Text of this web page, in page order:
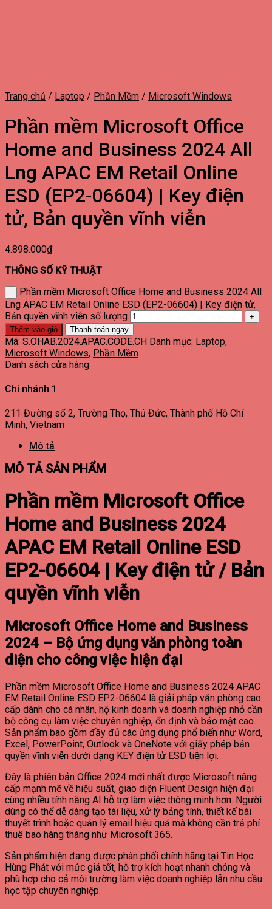
Trang chủ / Laptop / Phần Mềm / Microsoft Windows
Phần mềm Microsoft Office
Home and Business 2024 All
Lng APAC EM Retail Online
ESD (EP2-06604) | Key điện
tử, Bản quyền vĩnh viễn
4.898.000₫
THÔNG SỐ KỸ THUẬT
Phần mềm Microsoft Office Home and Business 2024 All
Lng APAC EM Retail Online ESD (EP2-06604) | Key điện tử,
Bản quyền vĩnh viễn số lượng
Thêm vào giỏ Thanh toán ngay
Mã: S.OHAB.2024.APAC.CODE.CH Danh mục: Laptop,
Microsoft Windows, Phần Mềm
Danh sách cửa hàng
Chi nhánh 1
211 Đường số 2, Trường Thọ, Thủ Đức, Thành phố Hồ Chí
Minh, Vietnam
Mô tả
MÔ TẢ SẢN PHẨM
Phần mềm Microsoft Office
Home and Business 2024
APAC EM Retail Online ESD
EP2-06604 | Key điện tử / Bản
quyền vĩnh viễn
Microsoft Office Home and Business
2024 – Bộ ứng dụng văn phòng toàn
diện cho công việc hiện đại
Phần mềm Microsoft Office Home and Business 2024 APAC
EM Retail Online ESD EP2-06604 là giải pháp văn phòng cao
cấp dành cho cá nhân, hộ kinh doanh và doanh nghiệp nhỏ cần
bộ công cụ làm việc chuyên nghiệp, ổn định và bảo mật cao.
Sản phẩm bao gồm đầy đủ các ứng dụng phổ biến như Word,
Excel, PowerPoint, Outlook và OneNote với giấy phép bản
quyền vĩnh viễn dưới dạng KEY điện tử ESD tiện lợi.
Đây là phiên bản Office 2024 mới nhất được Microsoft nâng
cấp mạnh mẽ về hiệu suất, giao diện Fluent Design hiện đại
cùng nhiều tính năng AI hỗ trợ làm việc thông minh hơn. Người
dùng có thể dễ dàng tạo tài liệu, xử lý bảng tính, thiết kế bài
thuyết trình hoặc quản lý email hiệu quả mà không cần trả phí
thuê bao hàng tháng như Microsoft 365.
Sản phẩm hiện đang được phân phối chính hãng tại Tin Học
Hùng Phát với mức giá tốt, hỗ trợ kích hoạt nhanh chóng và
phù hợp cho cả môi trường làm việc doanh nghiệp lẫn nhu cầu
học tập chuyên nghiệp.